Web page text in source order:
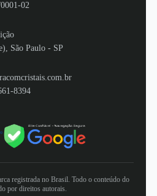
02
São Paulo - SP
8394
registrada no Brasil. Todo o conteúdo do
por direitos autorais.